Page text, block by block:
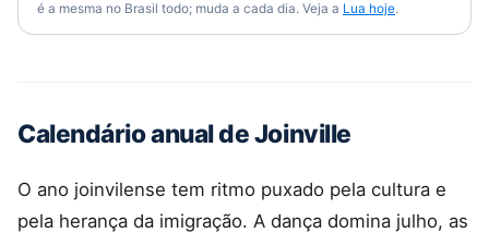
é a mesma no Brasil todo; muda a cada dia. Veja a Lua hoje.
Calendário anual de Joinville
O ano joinvilense tem ritmo puxado pela cultura e
pela herança da imigração. A dança domina julho, as